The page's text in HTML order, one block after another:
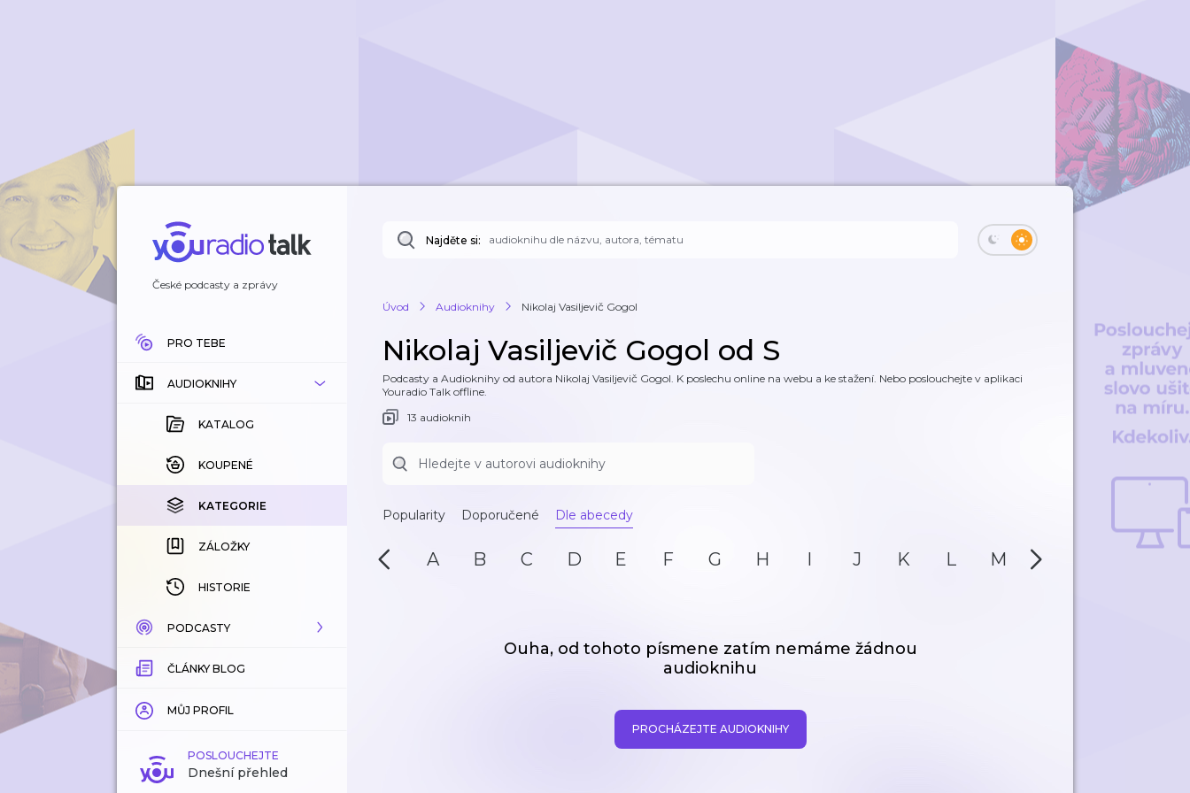
České podcasty a zprávy
PRO TEBE
AUDIOKNIHY
KATALOG
KOUPENÉ
KATEGORIE
ZÁLOŽKY
HISTORIE
PODCASTY
KATALOG
KATEGORIE
ZÁLOŽKY
ČLÁNKY BLOG
MŮJ PROFIL
POSLOUCHEJTE
Dnešní přehled
Najděte si:
Úvod Audioknihy Nikolaj Vasiljevič Gogol
Nikolaj Vasiljevič Gogol od S
Podcasty a Audioknihy od autora Nikolaj Vasiljevič Gogol. K poslechu online na webu a ke stažení. Nebo poslouchejte v aplikaci
Youradio Talk offline.
13 audioknih
Popularity Doporučené Dle abecedy
A B C D E F G H I J K L M N
Ouha, od tohoto písmene zatím nemáme žádnou
audioknihu
PROCHÁZEJTE AUDIOKNIHY